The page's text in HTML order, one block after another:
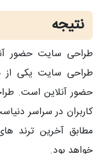
نتیجه
طراحی سایت حضور
طراحی سایت یکی از
حضور آنلاین است.
کاربران در سراسر
مطابق آخرین ترند
خواهد بود.